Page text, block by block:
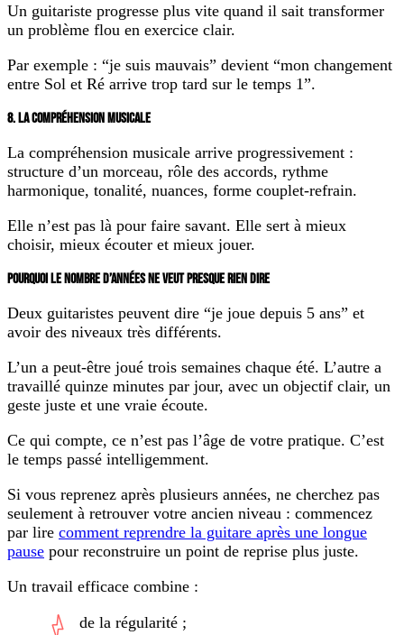
Un guitariste progresse plus vite quand il sait transformer
un problème flou en exercice clair.
Par exemple : “je suis mauvais” devient “mon changement
entre Sol et Ré arrive trop tard sur le temps 1”.
8. LA COMPRÉHENSION MUSICALE
La compréhension musicale arrive progressivement :
structure d’un morceau, rôle des accords, rythme
harmonique, tonalité, nuances, forme couplet-refrain.
Elle n’est pas là pour faire savant. Elle sert à mieux
choisir, mieux écouter et mieux jouer.
POURQUOI LE NOMBRE D’ANNÉES NE VEUT PRESQUE RIEN DIRE
Deux guitaristes peuvent dire “je joue depuis 5 ans” et
avoir des niveaux très différents.
L’un a peut-être joué trois semaines chaque été. L’autre a
travaillé quinze minutes par jour, avec un objectif clair, un
geste juste et une vraie écoute.
Ce qui compte, ce n’est pas l’âge de votre pratique. C’est
le temps passé intelligemment.
Si vous reprenez après plusieurs années, ne cherchez pas
seulement à retrouver votre ancien niveau : commencez
par lire comment reprendre la guitare après une longue
pause pour reconstruire un point de reprise plus juste.
Un travail efficace combine :
de la régularité ;